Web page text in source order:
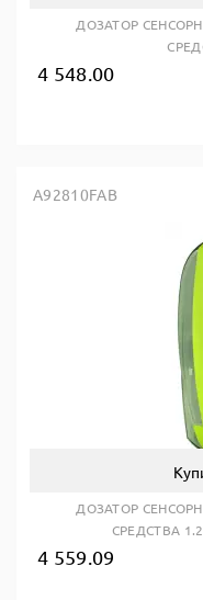
ДОЗАТОР
4 548.00
A92810FAB
ДОЗАТОР
СРЕДСТВА
4 559.09